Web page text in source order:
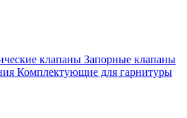
клапаны Запорные клапаны
Комплектующие для гарнитуры